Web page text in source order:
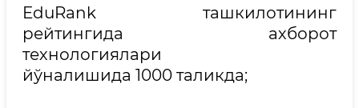
EduRank ташкилотининг
рейтингида ахборот
технологиялари
йўналишида 1000 таликда;